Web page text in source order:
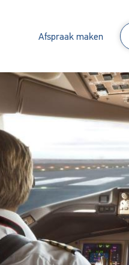
Afspraak maken